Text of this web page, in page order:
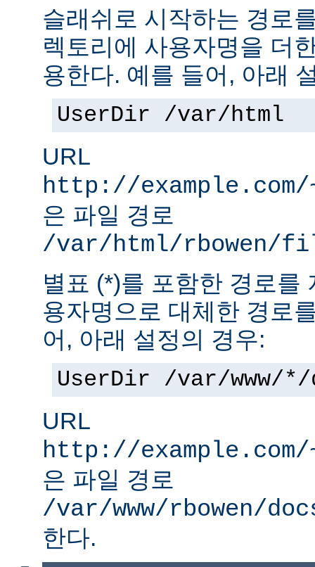
슬래쉬로 시작하는 경로
렉토리에 사용자명을 더
용한다. 예를 들어, 아래
UserDir /var/html
URL
http://
은 파일 경로
/var/html/rbowen/
별표 (*)를 포함한 경로를
용자명으로 대체한 경로
어, 아래 설정의 경우:
UserDir /var/www/*/
URL
http://
은 파일 경로
/var/www/rbowen/
한다.